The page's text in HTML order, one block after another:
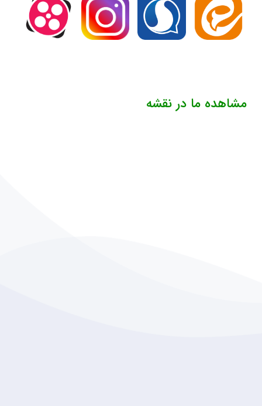
مشاهده ما در نقشه